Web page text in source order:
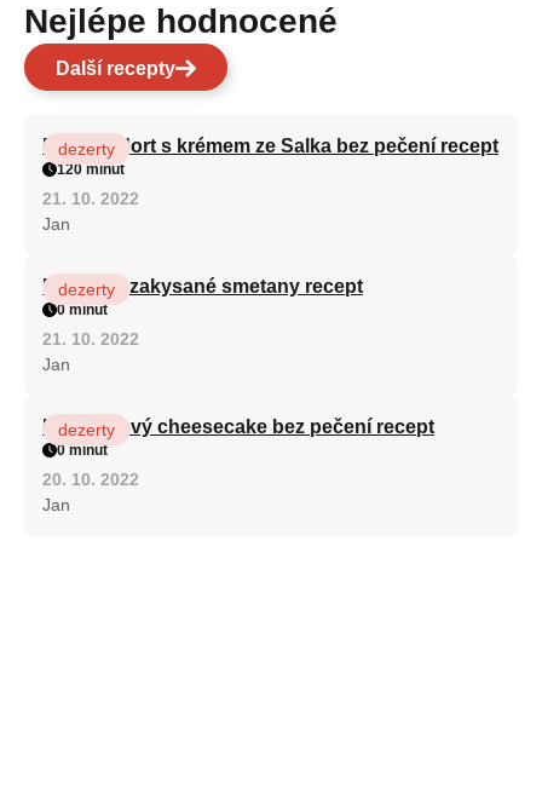
Nejlépe hodnocené
Další recepty
Patrový dort s krémem ze Salka bez pečení recept
dezerty
120 minut
21. 10. 2022
Jan
Fánky ze zakysané smetany recept
dezerty
0 minut
21. 10. 2022
Jan
Karamelový cheesecake bez pečení recept
dezerty
0 minut
20. 10. 2022
Jan